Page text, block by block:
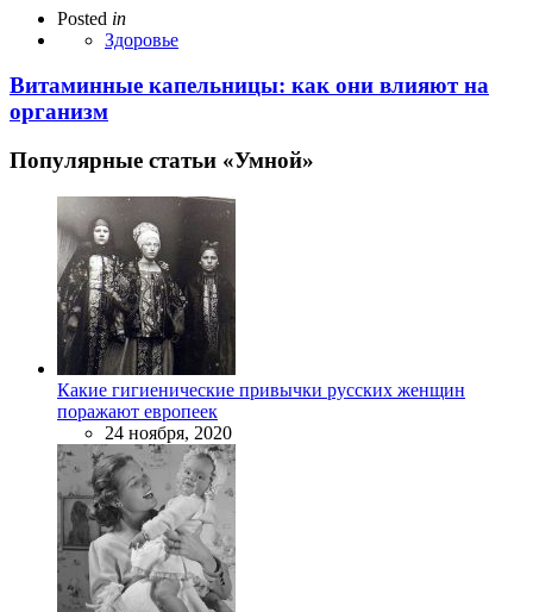
Posted in
Здоровье
Витаминные капельницы: как они влияют на
организм
Популярные статьи «Умной»
Какие гигиенические привычки русских женщин
поражают европеек
24 ноября, 2020